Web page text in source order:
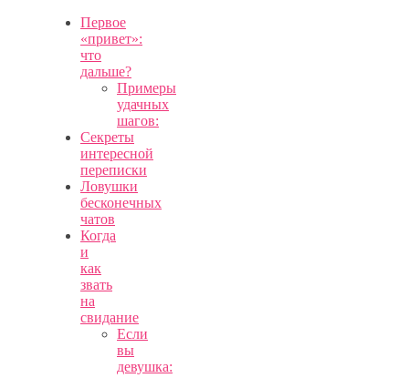
Первое
«привет»:
что
дальше?
Примеры
удачных
шагов:
Секреты
интересной
переписки
Ловушки
бесконечных
чатов
Когда
и
как
звать
на
свидание
Если
вы
девушка: